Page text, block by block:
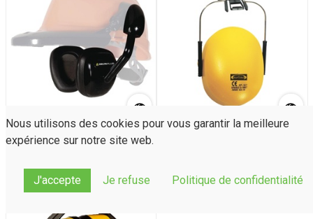
Coquilles anti-bruit
SUZUKA (24dB) pour
classique)
Nous utilisons des cookies pour vous garantir la meilleure
expérience sur notre site web.
J'accepte Je refuse Politique de confidentialité